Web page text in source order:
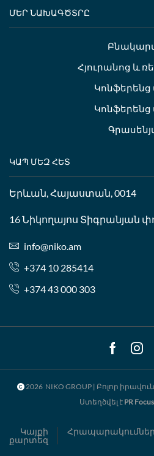
ՄԵՐ ՆԱԽԱԳԾՏՐԸ
Հյուրանոց և
Կոնֆերենց
Կոնֆերենց
ԿԱՊ ՄԵԶ ՀԵՏ
Երևան, Հայաստան, 0014
16 Նիկողայոս Տիգրանյան
info@niko.am
+374 10 285414
+374 43 000 303
2026 NIKO GROUP | Բոլոր
Ստեղծվել է PR Focus
Կայքի
քարտեզ
Հրապարակումներ